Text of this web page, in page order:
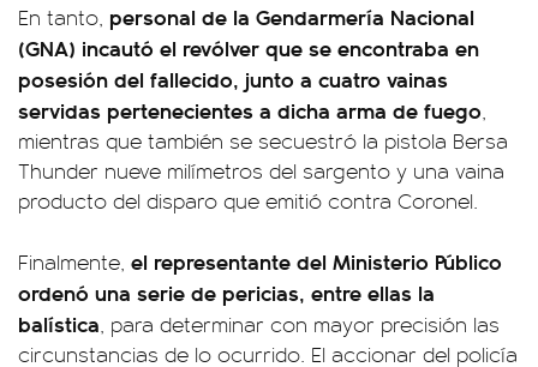
En tanto, personal de la Gendarmería Nacional
(GNA) incautó el revólver que se encontraba en
posesión del fallecido, junto a cuatro vainas
servidas pertenecientes a dicha arma de fuego,
mientras que también se secuestró la pistola Bersa
Thunder nueve milímetros del sargento y una vaina
producto del disparo que emitió contra Coronel.
Finalmente, el representante del Ministerio Público
ordenó una serie de pericias, entre ellas la
balística, para determinar con mayor precisión las
circunstancias de lo ocurrido. El accionar del policía